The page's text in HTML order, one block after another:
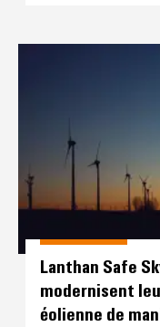
Lanthan Safe
modernisent
éolienne de